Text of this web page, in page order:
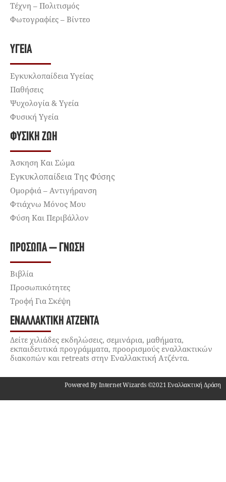
Τέχνη – Πολιτισμός
Φωτογραφίες – Βίντεο
ΥΓΕΊΑ
Εγκυκλοπαίδεια Υγείας
Παθήσεις
Ψυχολογία & Υγεία
Φυσική Υγεία
ΦΥΣΙΚΉ ΖΩΉ
Άσκηση Και Σώμα
Εγκυκλοπαίδεια Της Φύσης
Ομορφιά – Αντιγήρανση
Φτιάχνω Μόνος Μου
Φύση Και Περιβάλλον
ΠΡΌΣΩΠΑ – ΓΝΏΣΗ
Βιβλία
Προσωπικότητες
Τροφή Για Σκέψη
ΕΝΑΛΛΑΚΤΙΚΉ ΑΤΖΈΝΤΑ
Δείτε χιλιάδες εκδηλώσεις, σεμινάρια, μαθήματα,
εκπαιδευτικά προγράμματα, προορισμούς εναλλακτικών
διακοπών και retreats στην Εναλλακτική Ατζέντα.
Powered By Internet Wizards ©2021 Εναλλακτική Δράση